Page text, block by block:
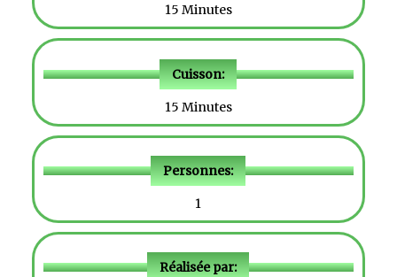
15 Minutes
Cuisson:
15 Minutes
Personnes:
1
Réalisée par: